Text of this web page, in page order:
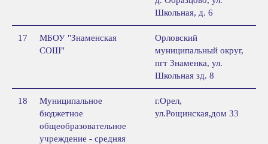
Школьная, д. 6
17
МБОУ "Знаменская
СОШ"
Орловский
муниципальный округ,
пгт Знаменка, ул.
Школьная зд. 8
18
Муниципальное
бюджетное
общеобразовательное
учреждение - средняя
г.Орел,
ул.Рощинская,дом 33